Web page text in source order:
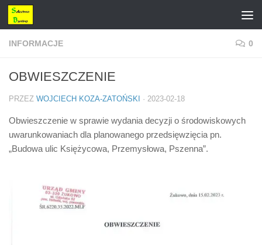
Przejdź do treści
INFORMACJE 0
OBWIESZCZENIE
PRZEZ WOJCIECH KOZA-ZATOŃSKI · 2023-02-18
Obwieszczenie w sprawie wydania decyzji o środowiskowych
uwarunkowaniach dla planowanego przedsięwzięcia pn.
„Budowa ulic Księżycowa, Przemysłowa, Pszenna”.